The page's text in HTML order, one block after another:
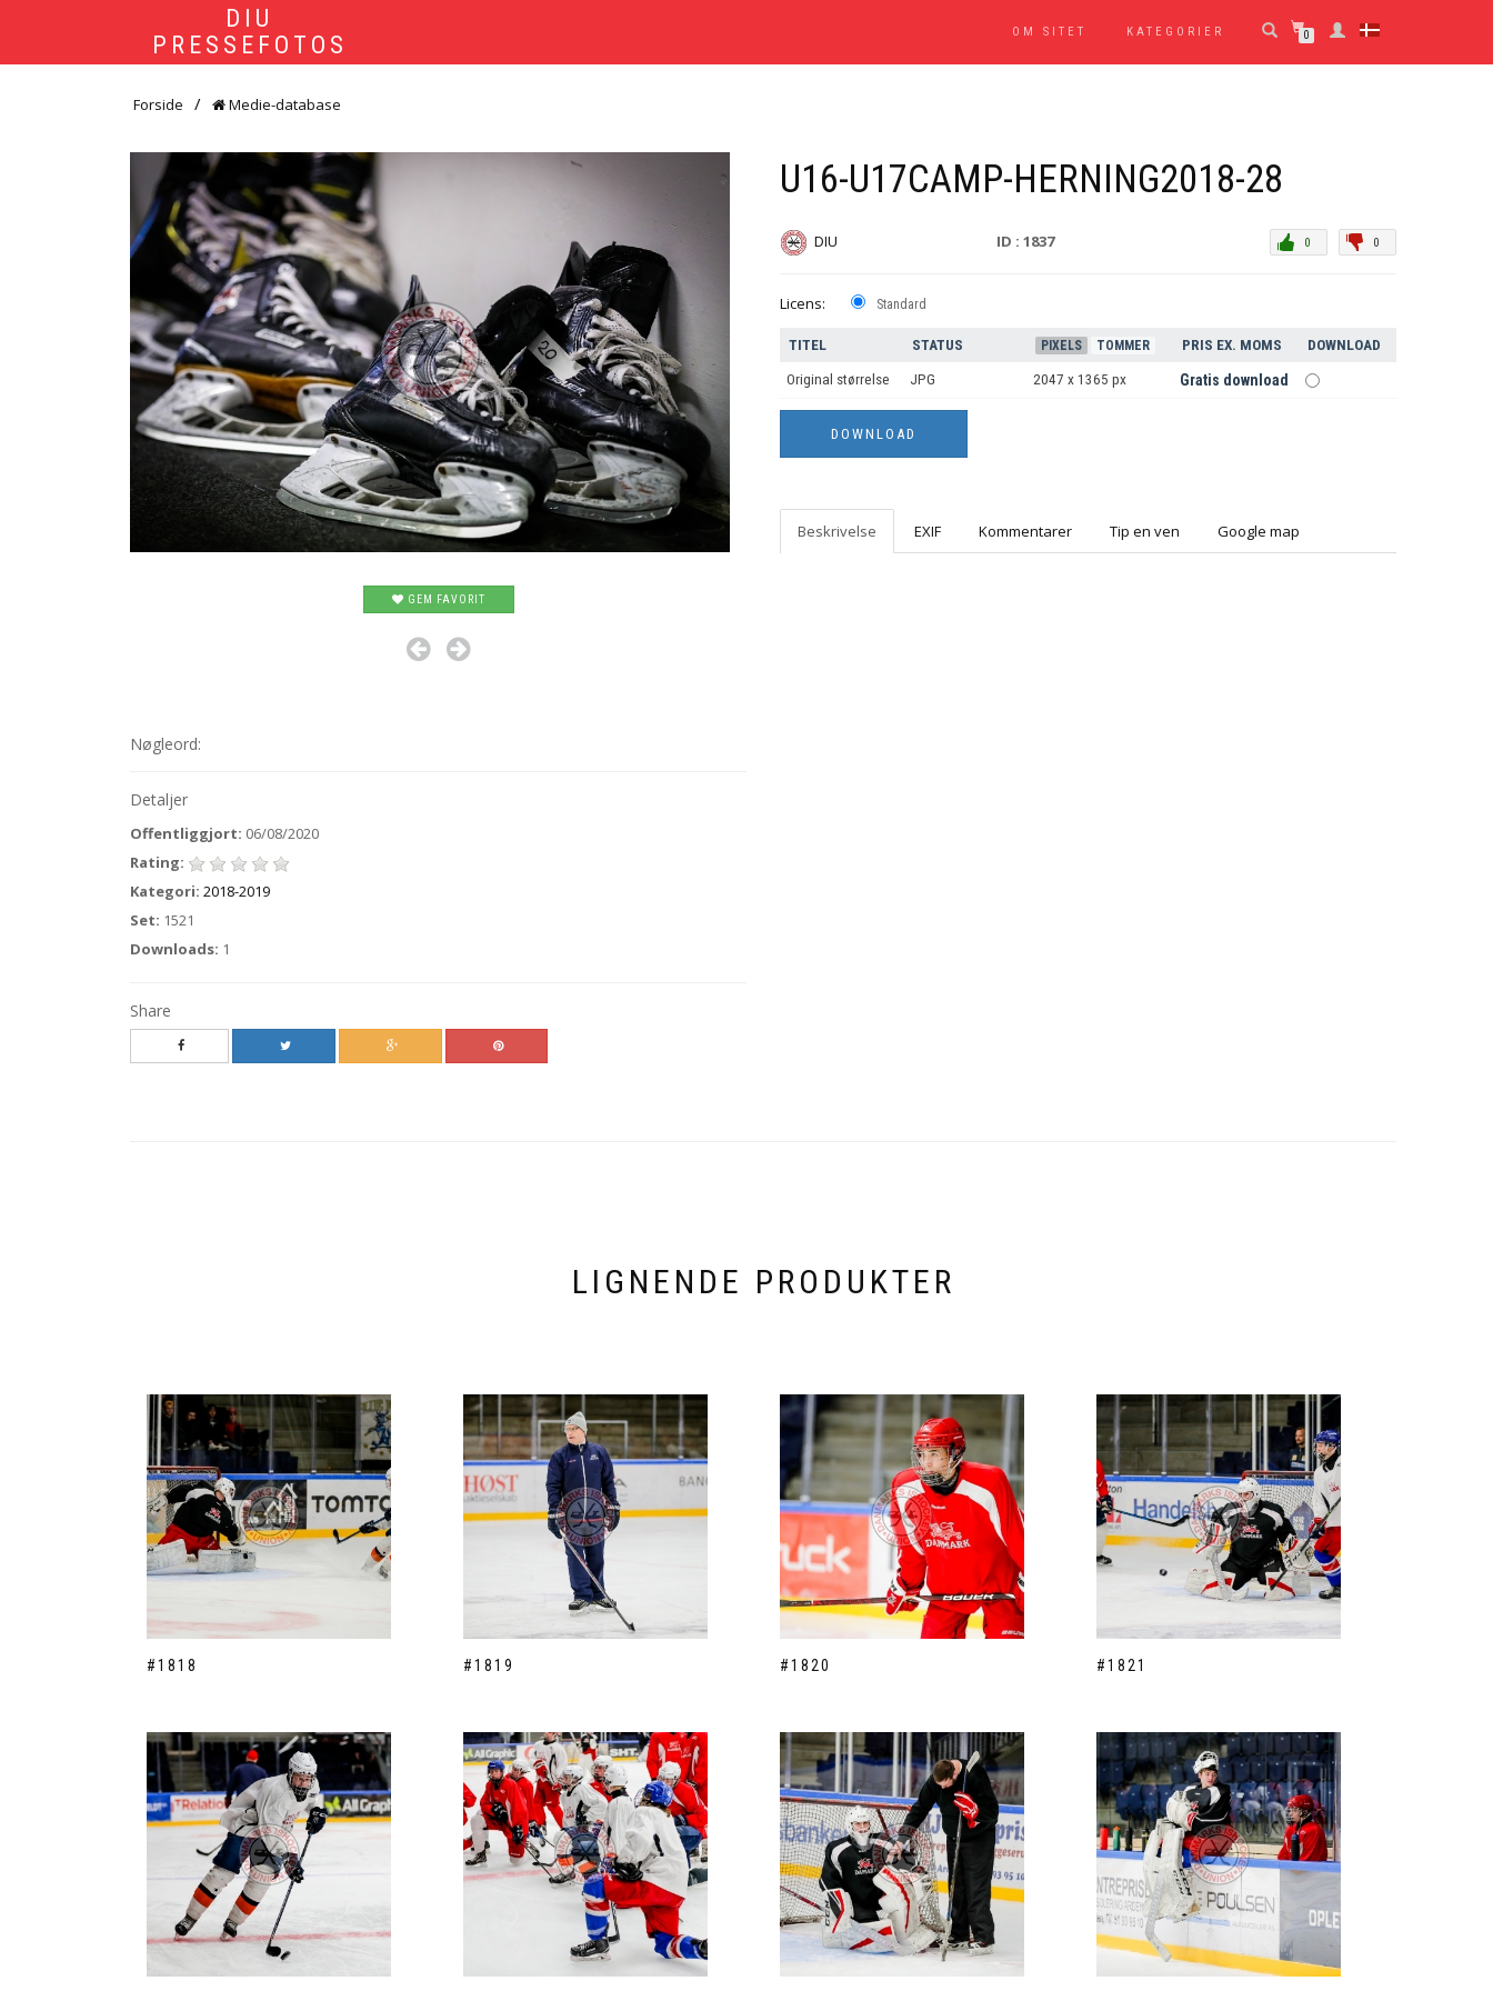
DIU
PRESSEFOTOS
OM SITET KATEGORIER 0
Forside Medie-database
GEM FAVORIT
Nøgleord:
Detaljer
Offentliggjort: 06/08/2020
Rating:
Kategori: 2018-2019
Set: 1521
Downloads: 1
Share
U16-U17CAMP-HERNING2018-28
DIU ID : 1837 0
0
Licens: Standard
TITEL STATUS PIXELS TOMMER PRIS EX. MOMS DOWNLOAD
Original størrelse JPG 2047 x 1365 px Gratis download
Beskrivelse EXIF Kommentarer Tip en ven Google map
LIGNENDE PRODUKTER
#1818 #1819 #1820 #1821